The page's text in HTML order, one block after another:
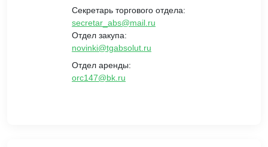
Секретарь торгового отдела:
secretar_abs@mail.ru
Отдел закупа:
novinki@tgabsolut.ru
Отдел аренды:
orc147@bk.ru